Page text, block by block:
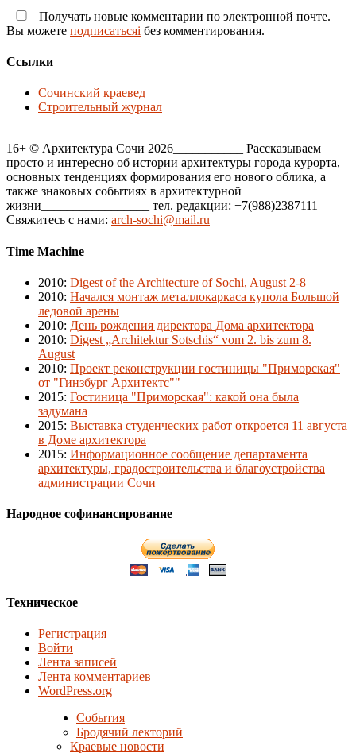
Получать новые комментарии по электронной почте.
Вы можете подписатьсяi без комментирования.
Ссылки
Сочинский краевед
Строительный журнал
16+ © Архитектура Сочи 2026___________ Рассказываем
просто и интересно об истории архитектуры города курорта,
основных тенденциях формирования его нового облика, а
также знаковых событиях в архитектурной
жизни_________________ тел. редакции: +7(988)2387111
Свяжитесь с нами: arch-sochi@mail.ru
Time Machine
2010: Digest of the Architecture of Sochi, August 2-8
2010: Начался монтаж металлокаркаса купола Большой
ледовой арены
2010: День рождения директора Дома архитектора
2010: Digest „Architektur Sotschis“ vom 2. bis zum 8.
August
2010: Проект реконструкции гостиницы "Приморская"
от "Гинзбург Архитектс""
2015: Гостиница "Приморская": какой она была
задумана
2015: Выставка студенческих работ откроется 11 августа
в Доме архитектора
2015: Информационное сообщение департамента
архитектуры, градостроительства и благоустройства
администрации Сочи
Народное софинансирование
Техническое
Регистрация
Войти
Лента записей
Лента комментариев
WordPress.org
События
Бродячий лекторий
Краевые новости